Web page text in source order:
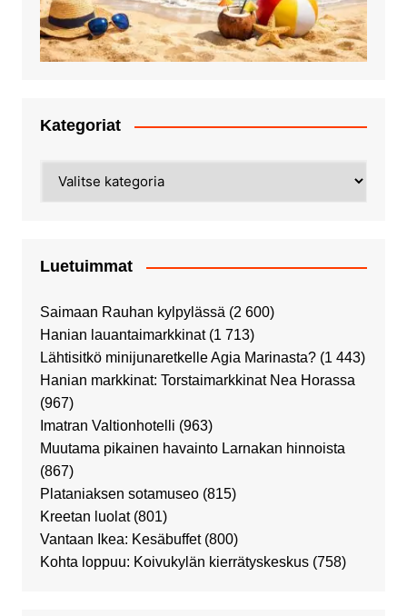
Kategoriat
Luetuimmat
Saimaan Rauhan kylpylässä (2 600)
Hanian lauantaimarkkinat (1 713)
Lähtisitkö minijunaretkelle Agia Marinasta? (1 443)
Hanian markkinat: Torstaimarkkinat Nea Horassa
(967)
Imatran Valtionhotelli (963)
Muutama pikainen havainto Larnakan hinnoista
(867)
Plataniaksen sotamuseo (815)
Kreetan luolat (801)
Vantaan Ikea: Kesäbuffet (800)
Kohta loppuu: Koivukylän kierrätyskeskus (758)